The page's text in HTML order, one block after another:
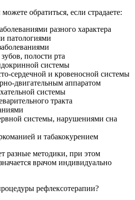
обратиться, если страдаете:
разного характера
патологиями
полости рта
системы
сердечной и кровеносной системы
двигательным аппаратом
системы
тракта
системы, нарушениями сна
и табакокурением
разные методики, при этом
врачом индивидуально
рефлексотерапии?